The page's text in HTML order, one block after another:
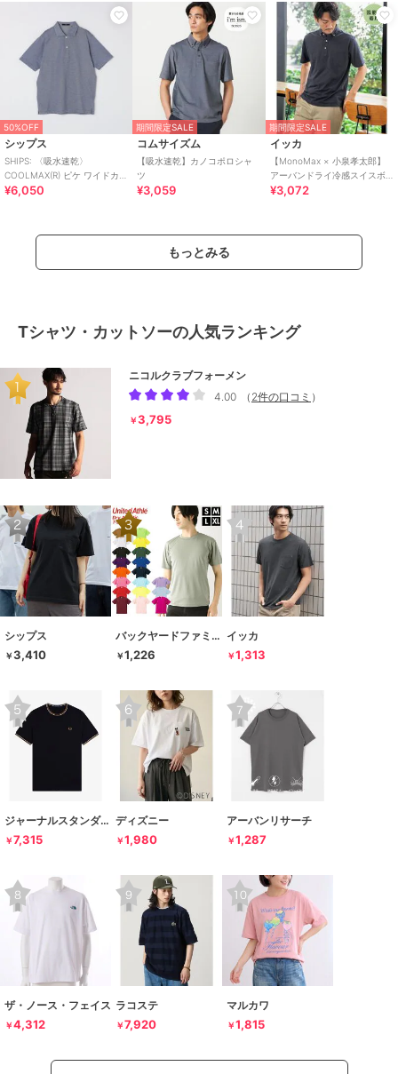
50%OFF
シップス
SHIPS: 〈吸水速乾〉
COOLMAX(R) ピケ ワイドカラ
ー ポロシャツ
¥6,050
期間限定SALE
コムサイズム
【吸水速乾】カノコポロシャ
ツ
¥3,059
期間限定SALE
イッカ
【MonoMax × 小泉孝太郎】
アーバンドライ冷感スイスボ
タンダウンポロシャツ「小泉
¥3,072
もっとみる
Tシャツ・カットソーの人気ランキング
ニコルクラブフォーメン
4.00
（ 2件の口コミ ）
￥3,795
シップス
￥3,410
バックヤードファミリー
￥1,226
イッカ
￥1,313
ジャーナルスタンダード レリューム
￥7,315
ディズニー
￥1,980
アーバンリサーチ
￥1,287
ザ・ノース・フェイス
￥4,312
ラコステ
￥7,920
マルカワ
￥1,815